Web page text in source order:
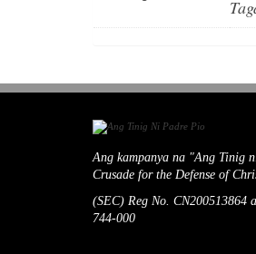
Ang kampanya na "Ang Tinig
Crusade for the Defense of
(SEC) Reg No. CN200513864
744-000